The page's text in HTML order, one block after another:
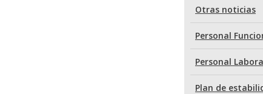
Otras noticias
Personal
Personal
Plan de